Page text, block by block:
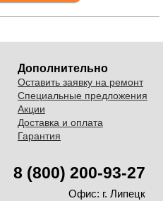
Дополнительно
Оставить заявку на ремонт
Специальные предложения
Акции
Доставка и оплата
Гарантия
8 (800) 200-93-27
Офис: г. Липецк